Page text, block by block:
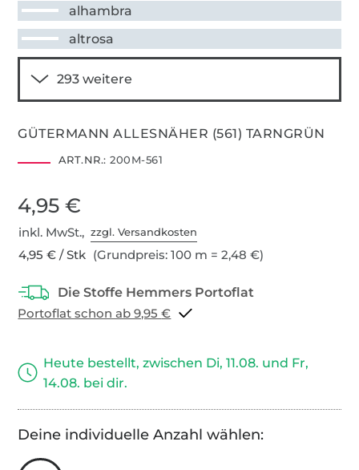
alhambra
altrosa
GÜTERMANN ALLESNÄHER (561) TARNGRÜN
ART.NR.: 200M-561
4,95 €
inkl. MwSt.,zzgl. Versandkosten
4,95 € / Stk (Grundpreis: 100 m = 2,48 €)
Portoflat schon ab 9,95 €
Heute bestellt, zwischen Di, 11.08. und Fr,
14.08. bei dir.
Deine individuelle Anzahl wählen: